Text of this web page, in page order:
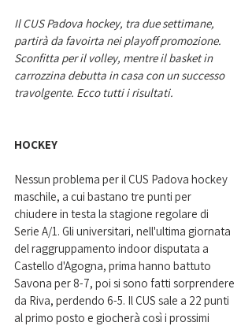
Il CUS Padova hockey, tra due settimane,
partirà da favoirta nei playoff promozione.
Sconfitta per il volley, mentre il basket in
carrozzina debutta in casa con un successo
travolgente. Ecco tutti i risultati.
HOCKEY
Nessun problema per il CUS Padova hockey
maschile, a cui bastano tre punti per
chiudere in testa la stagione regolare di
Serie A/1. Gli universitari, nell'ultima giornata
del raggruppamento indoor disputata a
Castello d'Agogna, prima hanno battuto
Savona per 8-7, poi si sono fatti sorprendere
da Riva, perdendo 6-5. Il CUS sale a 22 punti
al primo posto e giocherà così i prossimi